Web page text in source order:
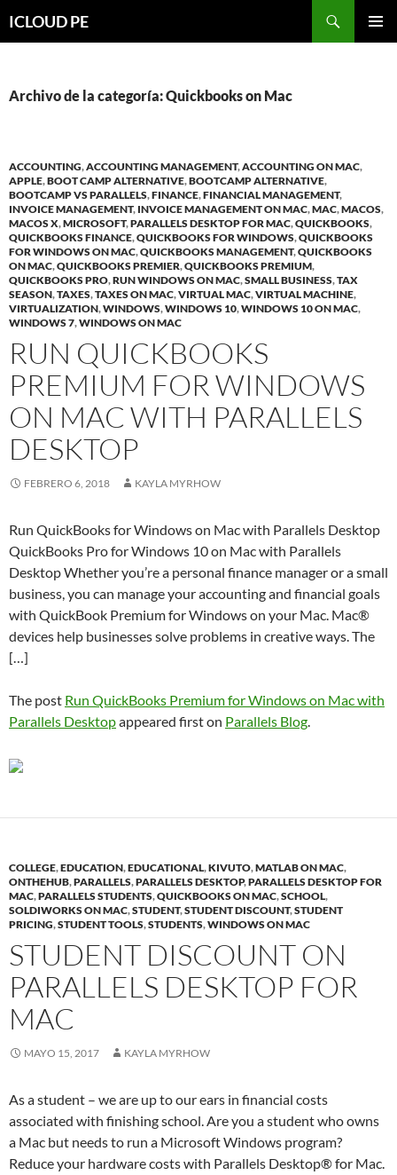
hacia
ICLOUD PE
Archivo de la categoría: Quickbooks on Mac
ACCOUNTING,ACCOUNTING MANAGEMENT,ACCOUNTING ON MAC,
APPLE,BOOT CAMP ALTERNATIVE,BOOTCAMP ALTERNATIVE,
BOOTCAMP VS PARALLELS,FINANCE,FINANCIAL MANAGEMENT,
INVOICE MANAGEMENT, INVOICE MANAGEMENT ON MAC,MAC,MACOS,
MACOS X,MICROSOFT,PARALLELS DESKTOP FOR MAC,QUICKBOOKS,
QUICKBOOKS FINANCE,QUICKBOOKS FOR WINDOWS,QUICKBOOKS
FOR WINDOWS ON MAC,QUICKBOOKS MANAGEMENT,QUICKBOOKS
ON MAC,QUICKBOOKS PREMIER,QUICKBOOKS PREMIUM,
QUICKBOOKS PRO,RUN WINDOWS ON MAC,SMALL BUSINESS,TAX
SEASON,TAXES,TAXES ON MAC,VIRTUAL MAC,VIRTUAL MACHINE,
VIRTUALIZATION,WINDOWS,WINDOWS 10,WINDOWS 10 ON MAC,
WINDOWS 7,WINDOWS ON MAC
RUN QUICKBOOKS
PREMIUM FOR WINDOWS
ON MAC WITH PARALLELS
DESKTOP
FEBRERO 6, 2018 KAYLA MYRHOW
Run QuickBooks for Windows on Mac with Parallels Desktop
QuickBooks Pro for Windows 10 on Mac with Parallels
Desktop Whether you’re a personal finance manager or a small
business, you can manage your accounting and financial goals
with QuickBook Premium for Windows on your Mac. Mac®
devices help businesses solve problems in creative ways. The
[…]
The post Run QuickBooks Premium for Windows on Mac with
Parallels Desktopappeared first on Parallels Blog.
COLLEGE,EDUCATION,EDUCATIONAL,KIVUTO,MATLAB ON MAC,
ONTHEHUB,PARALLELS,PARALLELS DESKTOP,PARALLELS DESKTOP FOR
MAC,PARALLELS STUDENTS,QUICKBOOKS ON MAC,SCHOOL,
SOLDIWORKS ON MAC,STUDENT,STUDENT DISCOUNT,STUDENT
PRICING,STUDENT TOOLS,STUDENTS,WINDOWS ON MAC
STUDENT DISCOUNT ON
PARALLELS DESKTOP FOR
MAC
MAYO 15, 2017 KAYLA MYRHOW
As a student – we are up to our ears in financial costs
associated with finishing school. Are you a student who owns
a Mac but needs to run a Microsoft Windows program?
Reduce your hardware costs with Parallels Desktop® for Mac.